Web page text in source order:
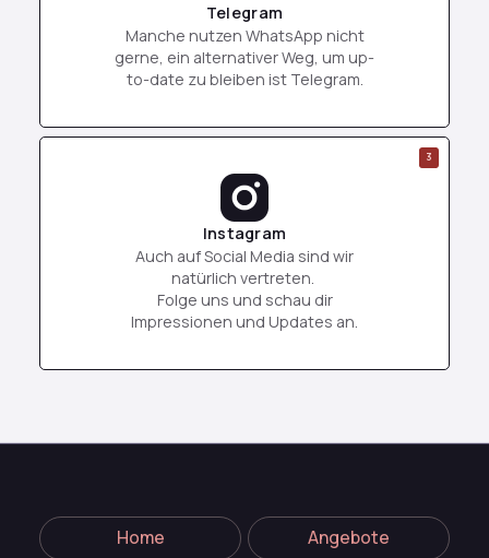
Telegram
Manche nutzen WhatsApp nicht
gerne, ein alternativer Weg, um up-
to-date zu bleiben ist Telegram.
Instagram
Auch auf Social Media sind wir
natürlich vertreten.
Folge uns und schau dir
Impressionen und Updates an.
3
Home Angebote